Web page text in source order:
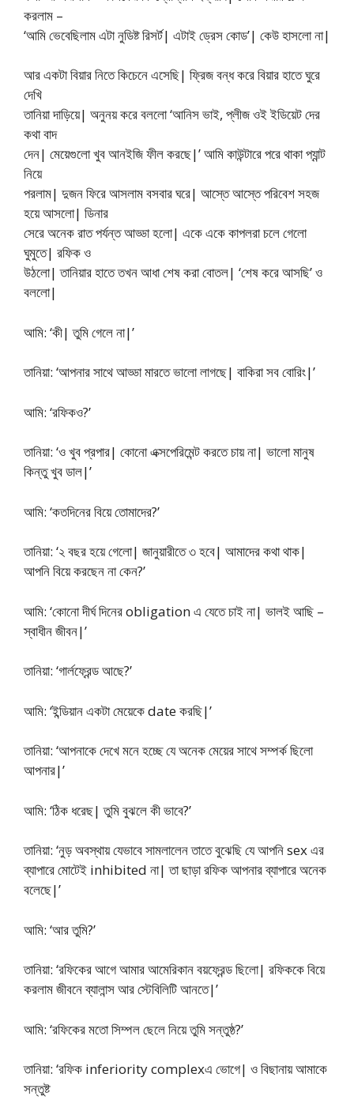
করলাম –
‘আমি ভেবেছিলাম এটা নুডিষ্ট রিসর্ট| এটাই ড্রেস কোড’| কেউ হাসলো না|
আর একটা বিয়ার নিতে কিচেনে এসেছি| ফ্রিজ বন্ধ করে বিয়ার হাতে ঘুরে
দেখি
তানিয়া দাড়িয়ে| অনুনয় করে বললো ‘আনিস ভাই, প্লীজ ওই ইডিয়েট দের
কথা বাদ
দেন| মেয়েগুলো খুব আনইজি ফীল করছে|’ আমি কাউন্টারে পরে থাকা প্যান্ট
নিয়ে
পরলাম| দুজন ফিরে আসলাম বসবার ঘরে| আস্তে আস্তে পরিবেশ সহজ
হয়ে আসলো| ডিনার
সেরে অনেক রাত পর্যন্ত আড্ডা হলো| একে একে কাপলরা চলে গেলো
ঘুমুতে| রফিক ও
উঠলো| তানিয়ার হাতে তখন আধা শেষ করা বোতল| ‘শেষ করে আসছি’ ও
বললো|
আমি: ‘কী| তুমি গেলে না|’
তানিয়া: ‘আপনার সাথে আড্ডা মারতে ভালো লাগছে| বাকিরা সব বোরিং|’
আমি: ‘রফিকও?’
তানিয়া: ‘ও খুব প্রপার| কোনো এক্সপেরিমেন্ট করতে চায় না| ভালো মানুষ
কিন্তু খুব ডাল|’
আমি: ‘কতদিনের বিয়ে তোমাদের?’
তানিয়া: ‘২ বছর হয়ে গেলো| জানুয়ারীতে ৩ হবে| আমাদের কথা থাক|
আপনি বিয়ে করছেন না কেন?’
আমি: ‘কোনো দীর্ঘ দিনের obligation এ যেতে চাই না| ভালই আছি –
স্বাধীন জীবন|’
তানিয়া: ‘গার্লফ্রেন্ড আছে?’
আমি: ‘ইন্ডিয়ান একটা মেয়েকে date করছি|’
তানিয়া: ‘আপনাকে দেখে মনে হচ্ছে যে অনেক মেয়ের সাথে সম্পর্ক ছিলো
আপনার|’
আমি: ‘ঠিক ধরেছ| তুমি বুঝলে কী ভাবে?’
তানিয়া: ‘নুড় অবস্থায় যেভাবে সামলালেন তাতে বুঝেছি যে আপনি sex এর
ব্যাপারে মোটেই inhibited না| তা ছাড়া রফিক আপনার ব্যাপারে অনেক
বলেছে|’
আমি: ‘আর তুমি?’
তানিয়া: ‘রফিকের আগে আমার আমেরিকান বয়ফ্রেন্ড ছিলো| রফিককে বিয়ে
করলাম জীবনে ব্যালান্স আর স্টেবিলিটি আনতে|’
আমি: ‘রফিকের মতো সিম্পল ছেলে নিয়ে তুমি সন্তুষ্ঠ?’
তানিয়া: ‘রফিক inferiority complexএ ভোগে| ও বিছানায় আমাকে
সন্তুষ্ট